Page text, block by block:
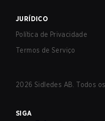
JURÍDICO
Política de Privacidade
Termos de Serviço
2026 Sidledes AB. Todos
SIGA